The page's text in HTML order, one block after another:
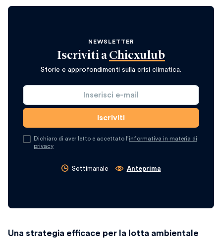
NEWSLETTER
Iscriviti a Chicxulub
Storie e approfondimenti sulla crisi climatica.
Dichiaro di aver letto e accettato l’informativa in materia di
privacy
Settimanale Anteprima
Una strategia efficace per la lotta ambientale